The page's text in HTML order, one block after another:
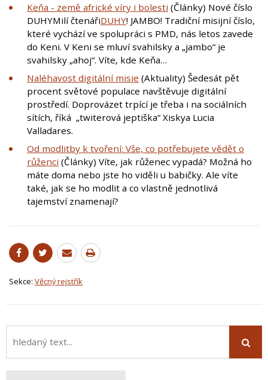
Keňa - země africké víry i bolesti (Články) Nové číslo
DUHYMilí čtenářiDUHY! JAMBO! Tradiční misijní číslo,
které vychází ve spolupráci s PMD, nás letos zavede
do Keni. V Keni se mluví svahilsky a „jambo“ je
svahilsky „ahoj“. Víte, kde Keňa…
Naléhavost digitální misie (Aktuality) Šedesát pět
procent světové populace navštěvuje digitální
prostředí. Doprovázet trpící je třeba i na sociálních
sítích, říká „twiterová jeptiška“ Xiskya Lucia
Valladares.
Od modlitby k tvoření: Vše, co potřebujete vědět o
růženci (Články) Víte, jak růženec vypadá? Možná ho
máte doma nebo jste ho viděli u babičky. Ale víte
také, jak se ho modlit a co vlastně jednotlivá
tajemství znamenají?
Sekce: Věcný rejstřík